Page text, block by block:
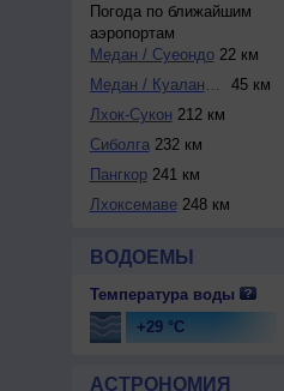
Погода по ближайшим
аэропортам
Медан / Суеондо22 км
Медан / Куаланаму
45 км
Лхок-Сукон 212 км
Сиболга232 км
Пангкор241 км
Лхоксемаве248 км
ВОДОЕМЫ
Температура воды
+29 °C
АСТРОНОМИЯ